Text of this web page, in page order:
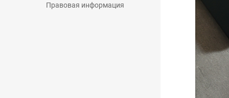
Правовая информация